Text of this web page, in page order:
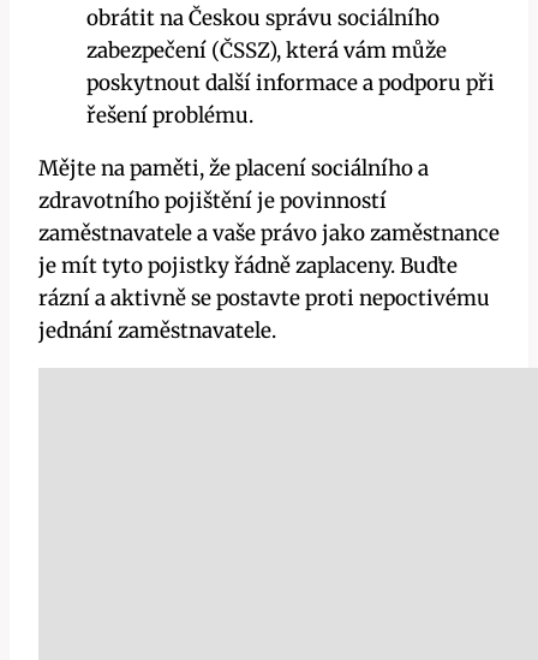
obrátit na Českou správu sociálního
zabezpečení (ČSSZ), která vám může
poskytnout další informace a podporu při
řešení problému.
Mějte na paměti, že placení sociálního a
zdravotního pojištění je povinností
zaměstnavatele a vaše právo jako zaměstnance
je mít tyto pojistky řádně zaplaceny. Buďte
rázní a aktivně se postavte proti nepoctivému
jednání zaměstnavatele.